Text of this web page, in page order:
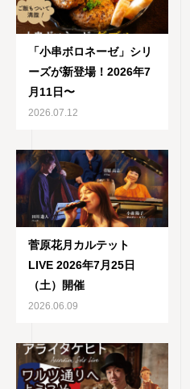
「小串ボロネーゼ」シリ
ーズが新登場！2026年7
月11日〜
2026.07.12
菅原花月カルテット
LIVE 2026年7月25日
（土）開催
2026.06.09